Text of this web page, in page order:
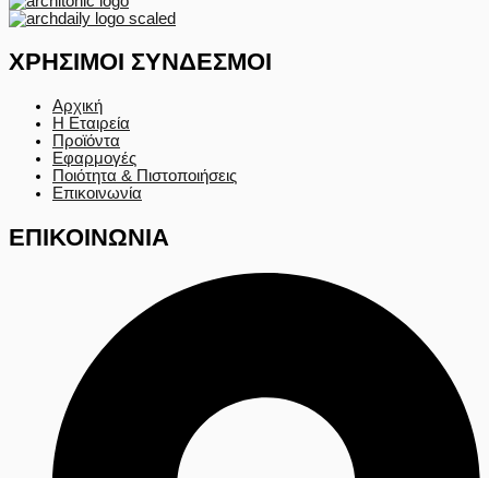
ΧΡΗΣΙΜΟΙ ΣΥΝΔΕΣΜΟΙ
Αρχική
Η Εταιρεία
Προϊόντα
Εφαρμογές
Ποιότητα & Πιστοποιήσεις
Επικοινωνία
ΕΠΙΚΟΙΝΩΝΙΑ